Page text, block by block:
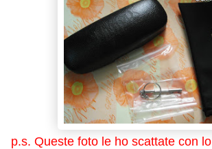
p.s. Queste foto le ho scattate con lo